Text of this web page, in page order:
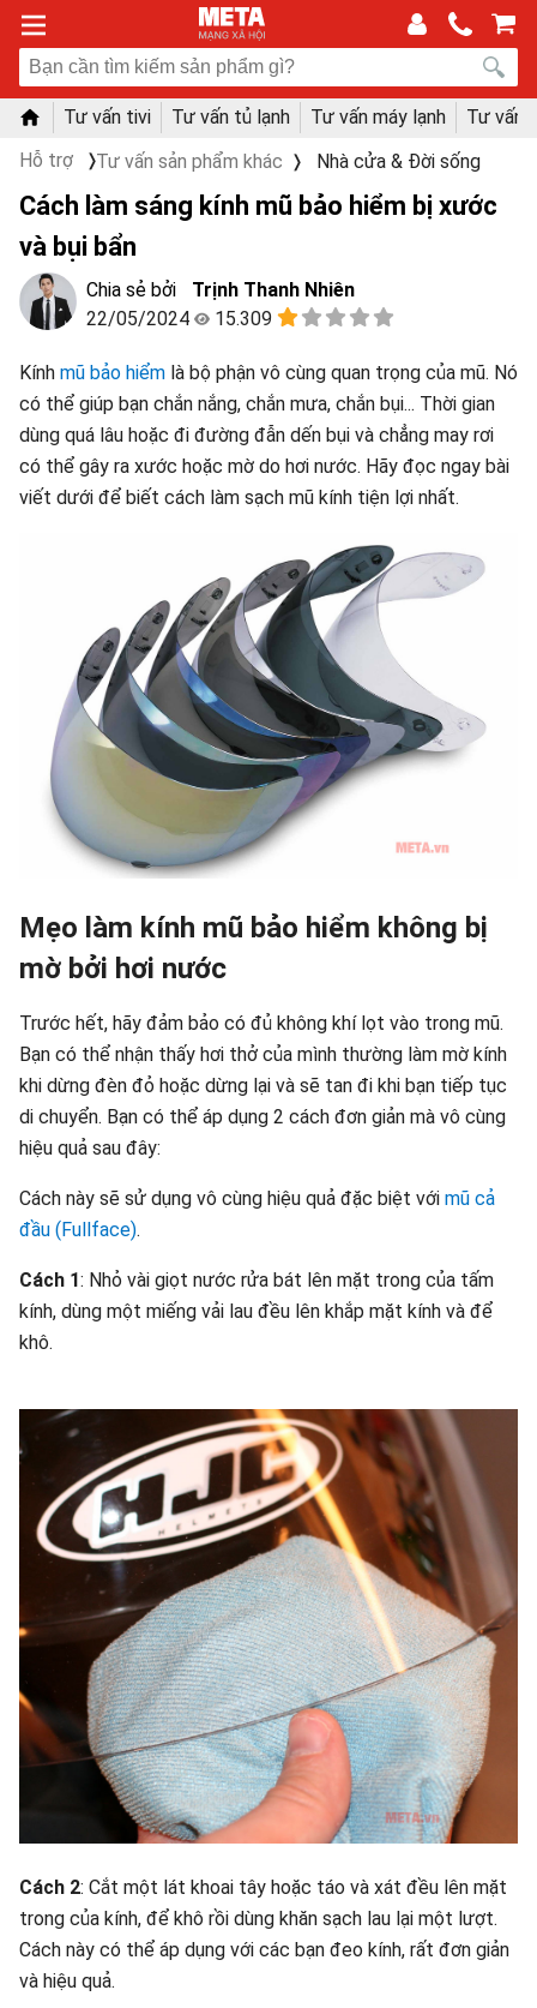
Tư vấn tivi Tư vấn tủ lạnh Tư vấn máy lạnh
Tư vấn
Hỗ trợ
Tư vấn sản phẩm khác Nhà cửa & Đời sống
Cách làm sáng kính mũ bảo hiểm bị xước
và bụi bẩn
Trịnh Thanh Nhiên
22/05/2024
15.309
Kính mũ bảo hiểm là bộ phận vô cùng quan trọng của mũ. Nó
có thể giúp bạn chắn nắng, chắn mưa, chắn bụi... Thời gian
dùng quá lâu hoặc đi đường đẫn dến bụi và chẳng may rơi
có thể gây ra xước hoặc mờ do hơi nước. Hãy đọc ngay bài
viết dưới để biết cách làm sạch mũ kính tiện lợi nhất.
Mẹo làm kính mũ bảo hiểm không bị
mờ bởi hơi nước
Trước hết, hãy đảm bảo có đủ không khí lọt vào trong mũ.
Bạn có thể nhận thấy hơi thở của mình thường làm mờ kính
khi dừng đèn đỏ hoặc dừng lại và sẽ tan đi khi bạn tiếp tục
di chuyển. Bạn có thể áp dụng 2 cách đơn giản mà vô cùng
hiệu quả sau đây:
Cách này sẽ sử dụng vô cùng hiệu quả đặc biệt với mũ cả
đầu (Fullface).
Cách 1: Nhỏ vài giọt nước rửa bát lên mặt trong của tấm
kính, dùng một miếng vải lau đều lên khắp mặt kính và để
khô.
Cách 2: Cắt một lát khoai tây hoặc táo và xát đều lên mặt
trong của kính, để khô rồi dùng khăn sạch lau lại một lượt.
Cách này có thể áp dụng với các bạn đeo kính, rất đơn giản
và hiệu quả.